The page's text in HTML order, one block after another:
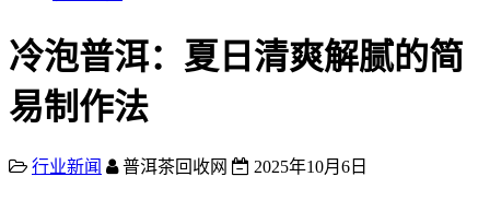
冷泡普洱：夏日清爽解腻的简
易制作法
行业新闻 普洱茶回收网 2025年10月6日